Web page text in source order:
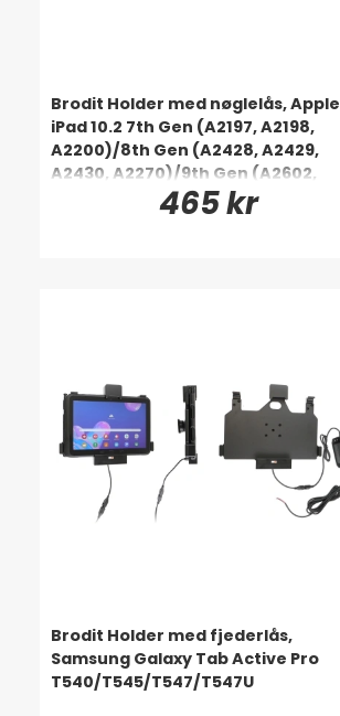
Brodit Holder med nøglelås, Apple
iPad 10.2 7th Gen (A2197, A2198,
A2200)/8th Gen (A2428, A2429,
A2430, A2270)/9th Gen (A2602,
A2603, A2604, A2605)
465 kr
Brodit Holder med fjederlås,
Samsung Galaxy Tab Active Pro
T540/T545/T547/T547U